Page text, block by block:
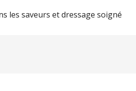
les saveurs et dressage soigné